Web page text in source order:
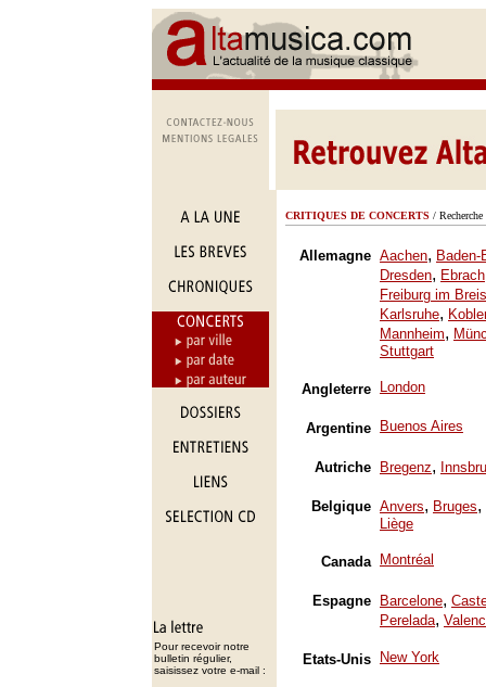
Pour recevoir notre
bulletin régulier,
saisissez votre e-mail :
CRITIQUES DE CONCERTS /
Allemagne Aachen, Baden-
Dresden, Ebrach
Freiburg im
Karlsruhe,
Mannheim,
Stuttgart
Angleterre London
Argentine Buenos Aires
Autriche Bregenz,
Belgique Anvers, Bruges,
Liège
Canada Montréal
Espagne Barcelone,
Perelada,
Etats-Unis New York